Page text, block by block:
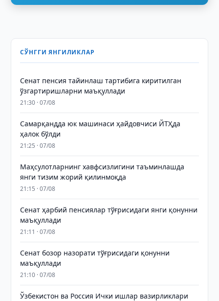
СЎНГГИ ЯНГИЛИКЛАР
Сенат пенсия тайинлаш тартибига киритилган
ўзгартиришларни маъқуллади
21:30 · 07/08
Самарқандда юк машинаси ҳайдовчиси ЙТҲда
ҳалок бўлди
21:25 · 07/08
Маҳсулотларнинг хавфсизлигини таъминлашда
янги тизим жорий қилинмоқда
21:15 · 07/08
Сенат ҳарбий пенсиялар тўғрисидаги янги қонунни
маъқуллади
21:11 · 07/08
Сенат бозор назорати тўғрисидаги қонунни
маъқуллади
21:10 · 07/08
Ўзбекистон ва Россия Ички ишлар вазирликлари